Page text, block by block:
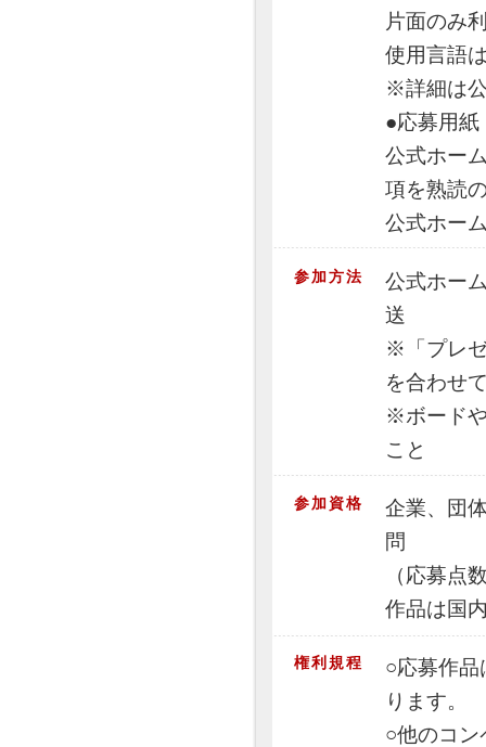
片面のみ
使用言語
※詳細は
●応募用紙
公式ホー
項を熟読
公式ホー
参加方法
公式ホー
送
※「プレ
を合わせ
※ボード
こと
参加資格
企業、団
問
（応募点
作品は国
権利規程
○応募作品
ります。
○他のコン